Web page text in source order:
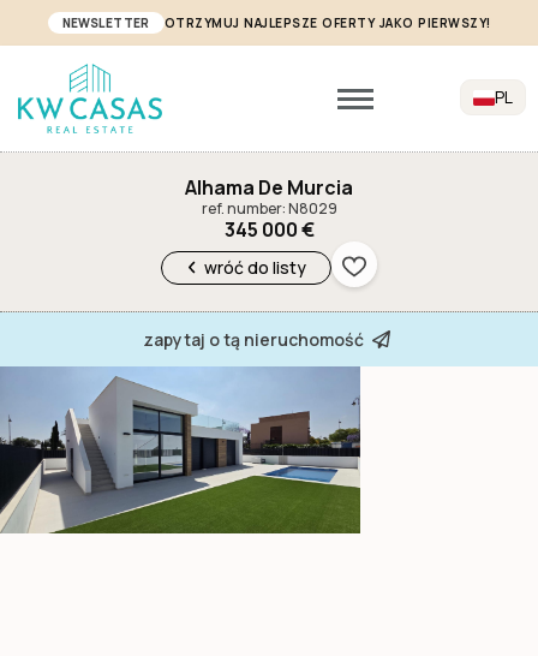
NEWSLETTER OTRZYMUJ NAJLEPSZE OFERTY JAKO PIERWSZY!
PL
Alhama De Murcia
ref. number: N8029
345 000 €
wróć do listy
zapytaj o tą nieruchomość